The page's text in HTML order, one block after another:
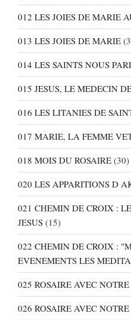
012 LES JOIES DE MARIE
013 LES JOIES DE MARIE
014 LES SAINTS NOUS
015 JESUS, LE MEDECIN
016 LES LITANIES DE
017 MARIE, LA FEMME
018 MOIS DU ROSAIRE (30)
020 LES APPARITIONS D
021 CHEMIN DE CROIX :
JESUS (15)
022 CHEMIN DE CROIX :
EVENEMENTS LES
025 ROSAIRE AVEC
026 ROSAIRE AVEC